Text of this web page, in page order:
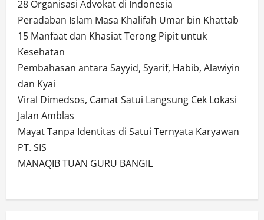
28 Organisasi Advokat di Indonesia
Peradaban Islam Masa Khalifah Umar bin Khattab
15 Manfaat dan Khasiat Terong Pipit untuk
Kesehatan
Pembahasan antara Sayyid, Syarif, Habib, Alawiyin
dan Kyai
Viral Dimedsos, Camat Satui Langsung Cek Lokasi
Jalan Amblas
Mayat Tanpa Identitas di Satui Ternyata Karyawan
PT. SIS
MANAQIB TUAN GURU BANGIL